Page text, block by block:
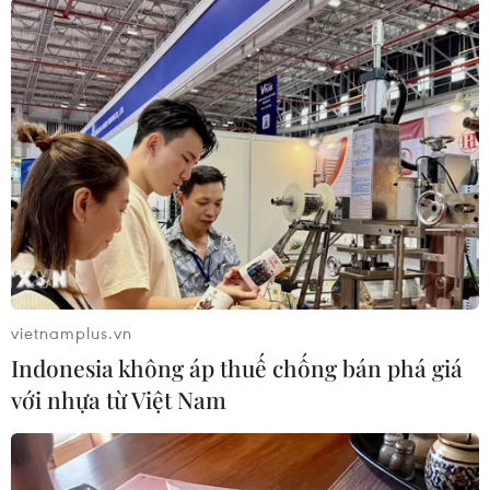
Theo dõi VietnamPlus
vietnamplus.vn
Indonesia không áp thuế chống bán phá giá
với nhựa từ Việt Nam